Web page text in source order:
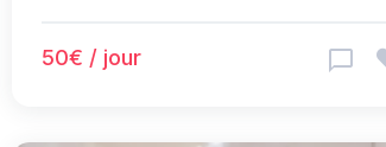
50€ / jour